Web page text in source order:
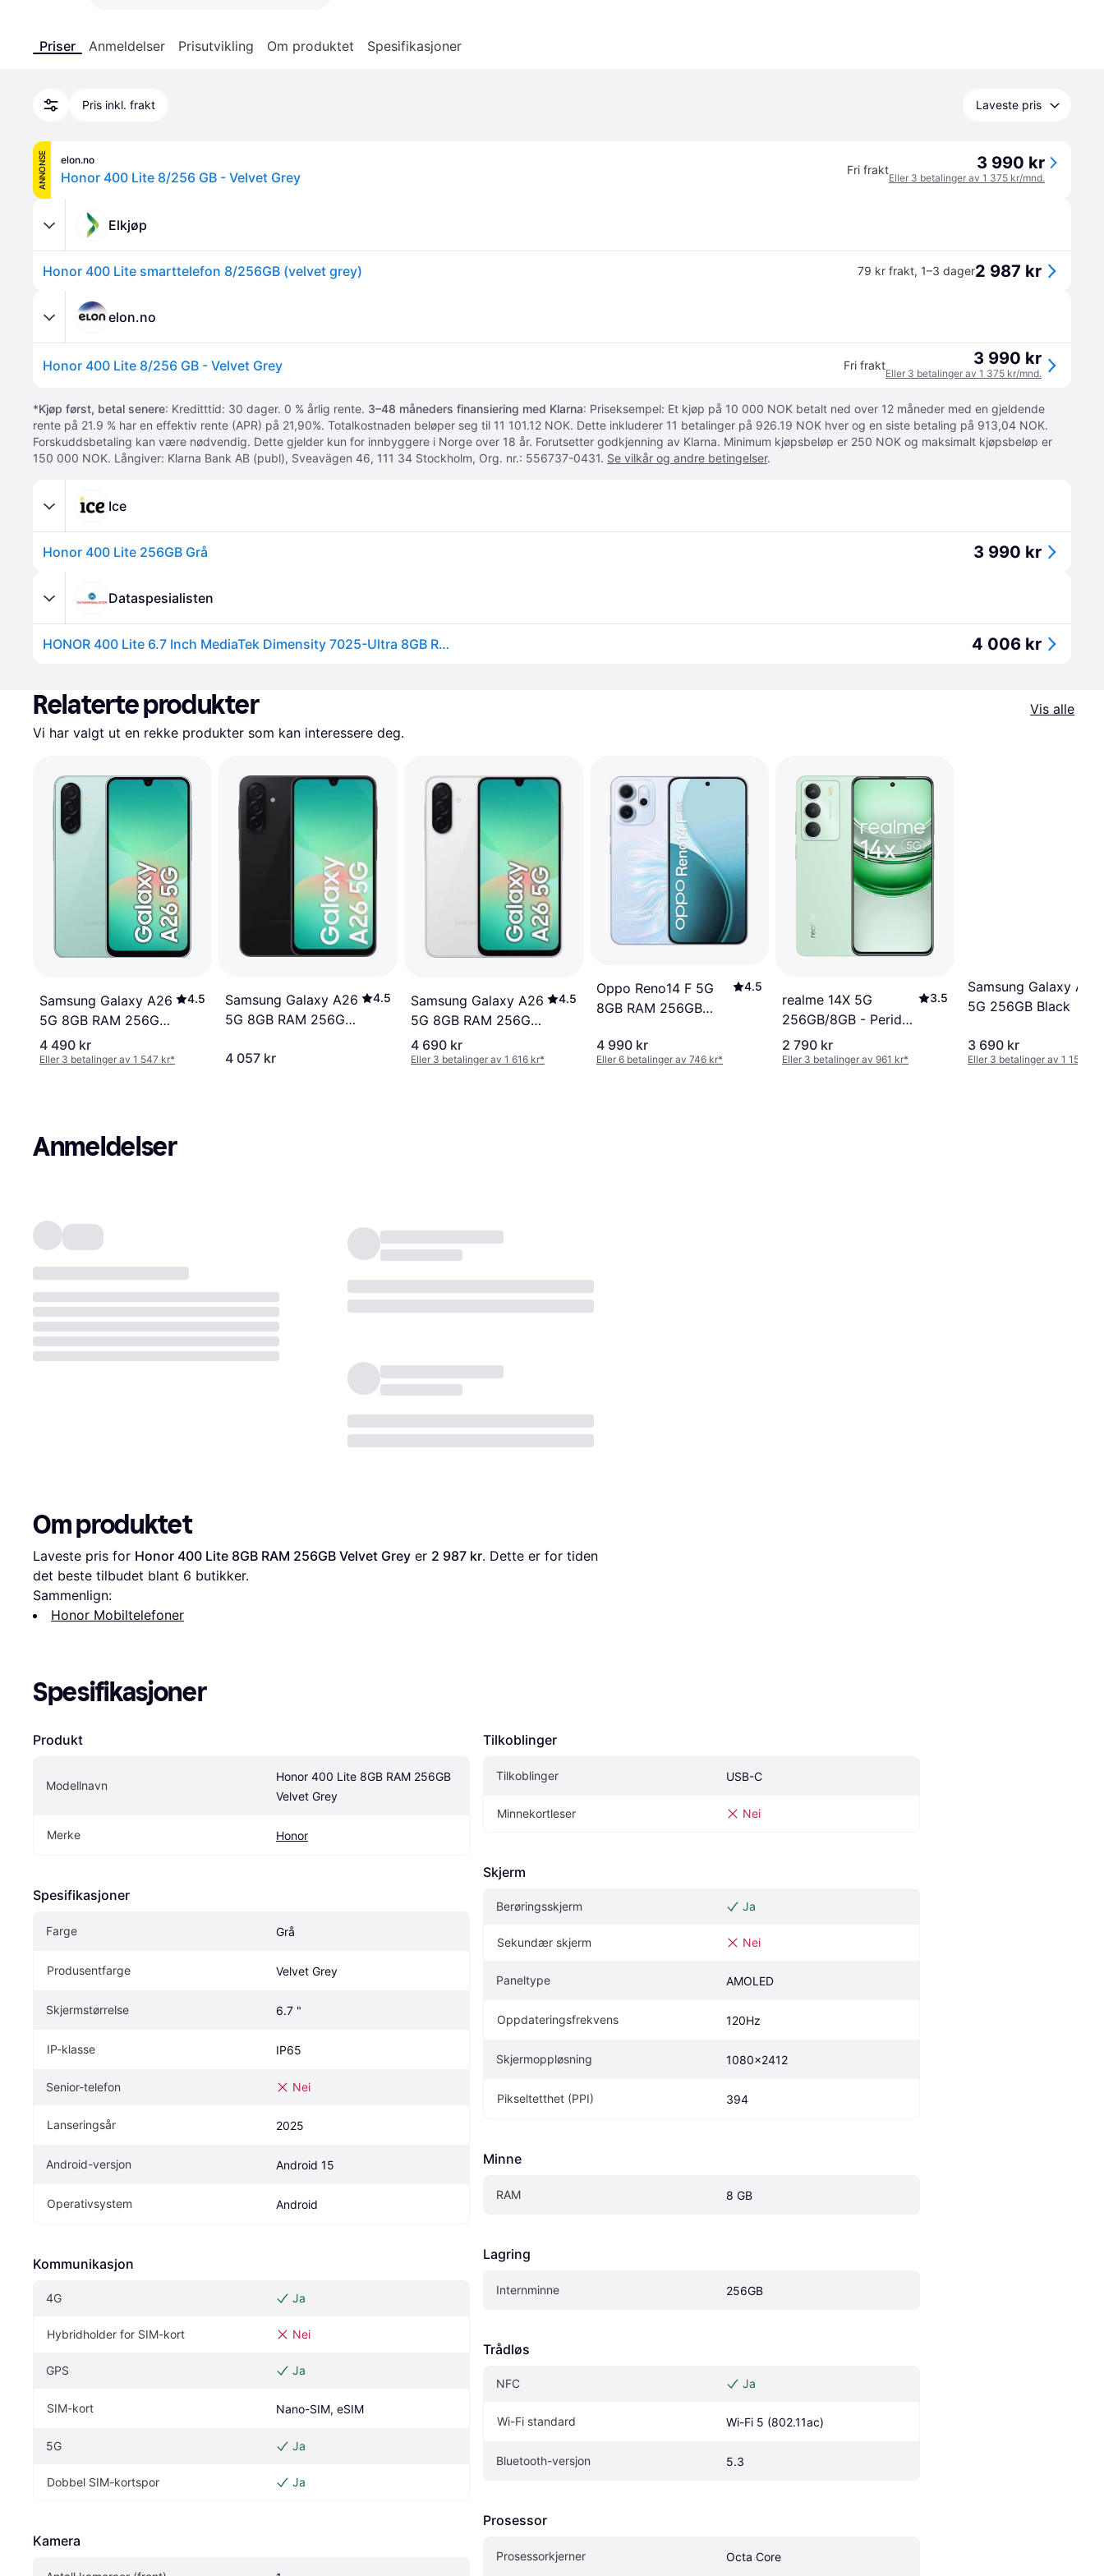
Priser Anmeldelser Prisutvikling Om produktet Spesifikasjoner
Pris inkl. frakt Laveste pris
ANNONSE elon.no
Honor 400 Lite 8/256 GB - Velvet Grey Fri frakt 3 990 kr
Eller 3 betalinger av 1 375 kr/mnd.
Elkjøp
Honor 400 Lite smarttelefon 8/256GB (velvet grey) 79 kr frakt, 1–3 dager2 987 kr
elon.no
Honor 400 Lite 8/256 GB - Velvet Grey Fri frakt 3 990 kr
Eller 3 betalinger av 1 375 kr/mnd.
*Kjøp først, betal senere: Kreditttid: 30 dager. 0 % årlig rente. 3–48 måneders finansiering med Klarna: Priseksempel: Et kjøp på 10 000 NOK betalt ned over 12 måneder med en gjeldende
rente på 21.9 % har en effektiv rente (APR) på 21,90%. Totalkostnaden beløper seg til 11 101.12 NOK. Dette inkluderer 11 betalinger på 926.19 NOK hver og en siste betaling på 913,04 NOK.
Forskuddsbetaling kan være nødvendig. Dette gjelder kun for innbyggere i Norge over 18 år. Forutsetter godkjenning av Klarna. Minimum kjøpsbeløp er 250 NOK og maksimalt kjøpsbeløp er
150 000 NOK. Långiver: Klarna Bank AB (publ), Sveavägen 46, 111 34 Stockholm, Org. nr.: 556737-0431. Se vilkår og andre betingelser.
Ice
Honor 400 Lite 256GB Grå 3 990 kr
Dataspesialisten
HONOR 400 Lite 6.7 Inch MediaTek Dimensity 7025-Ultra 8GB RAM 256GB Storage Velvet Grey Mobile Phone (5109BRUX) 4 006 kr
Relaterte produkter
Vis alle
Vi har valgt ut en rekke produkter som kan interessere deg.
Samsung Galaxy A26
5G 8GB RAM 256GB
Awesome Mint
4.5
4 490 kr
Eller 3 betalinger av 1 547 kr*
Samsung Galaxy A26
5G 8GB RAM 256GB
4.5
4 057 kr
Samsung Galaxy A26
5G 8GB RAM 256GB
Awesome White
4.5
4 690 kr
Eller 3 betalinger av 1 616 kr*
Oppo Reno14 F 5G
8GB RAM 256GB
4.5
4 990 kr
Eller 6 betalinger av 746 kr*
realme 14X 5G
256GB/8GB - Peridot
Green
3.5
2 790 kr
Eller 3 betalinger av 961 kr*
Samsung Galaxy A17
5G 256GB Black
3 690 kr
Eller 3 betalinger av 1 154 kr
Anmeldelser
Om produktet
Laveste pris for Honor 400 Lite 8GB RAM 256GB Velvet Grey er 2 987 kr. Dette er for tiden
det beste tilbudet blant 6 butikker.
Sammenlign:
Honor Mobiltelefoner
Spesifikasjoner
Produkt
Modellnavn
Honor 400 Lite 8GB RAM 256GB
Velvet Grey
Merke Honor
Spesifikasjoner
Farge Grå
Produsentfarge Velvet Grey
Skjermstørrelse 6.7 "
IP-klasse IP65
Senior-telefon Nei
Lanseringsår 2025
Android-versjon Android 15
Operativsystem Android
Kommunikasjon
4G Ja
Hybridholder for SIM-kort Nei
GPS Ja
SIM-kort Nano-SIM, eSIM
5G Ja
Dobbel SIM-kortspor Ja
Kamera
Tilkoblinger
Tilkoblinger USB-C
Minnekortleser Nei
Skjerm
Berøringsskjerm Ja
Sekundær skjerm Nei
Paneltype AMOLED
Oppdateringsfrekvens 120Hz
Skjermoppløsning 1080x2412
Pikseltetthet (PPI) 394
Minne
RAM 8 GB
Lagring
Internminne 256GB
Trådløs
NFC Ja
Wi-Fi standard Wi-Fi 5 (802.11ac)
Bluetooth-versjon 5.3
Prosessor
Prosessorkjerner Octa Core